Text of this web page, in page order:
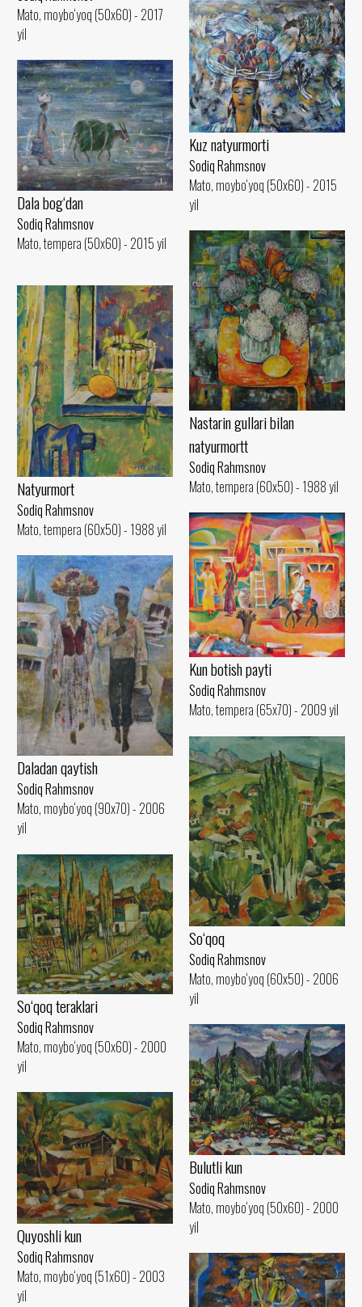
Mato, moybo‘yoq (50x60) - 2017
yil
Kuz natyurmorti
Sodiq Rahmsnov
Mato, moybo‘yoq (50x60) - 2015
yil
Dala bog‘dan
Sodiq Rahmsnov
Mato, tempera (50x60) - 2015 yil
Nastarin gullari bilan
natyurmortt
Sodiq Rahmsnov
Mato, tempera (60x50) - 1988 yil
Natyurmort
Sodiq Rahmsnov
Mato, tempera (60x50) - 1988 yil
Kun botish payti
Sodiq Rahmsnov
Mato, tempera (65x70) - 2009 yil
Daladan qaytish
Sodiq Rahmsnov
Mato, moybo‘yoq (90x70) - 2006
yil
So‘qoq
Sodiq Rahmsnov
Mato, moybo‘yoq (60x50) - 2006
yil
So‘qoq teraklari
Sodiq Rahmsnov
Mato, moybo‘yoq (50x60) - 2000
yil
Bulutli kun
Sodiq Rahmsnov
Mato, moybo‘yoq (50x60) - 2000
yil
Quyoshli kun
Sodiq Rahmsnov
Mato, moybo‘yoq (51x60) - 2003
yil